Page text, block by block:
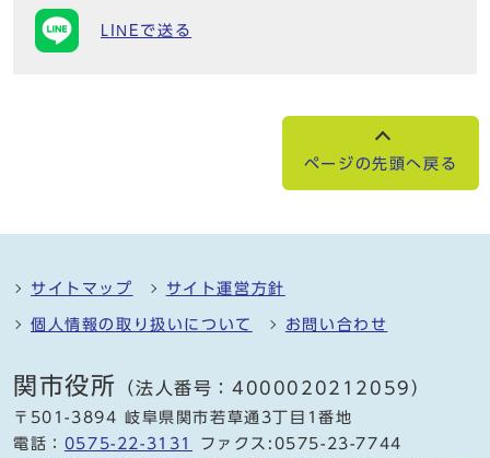
LINEで送る
ページの先頭へ戻る
サイトマップ サイト運営方針
個人情報の取り扱いについて お問い合わせ
関市役所 （法人番号：4000020212059）
〒501-3894 岐阜県関市若草通3丁目1番地
電話： 0575-22-3131
ファクス:0575-23-7744